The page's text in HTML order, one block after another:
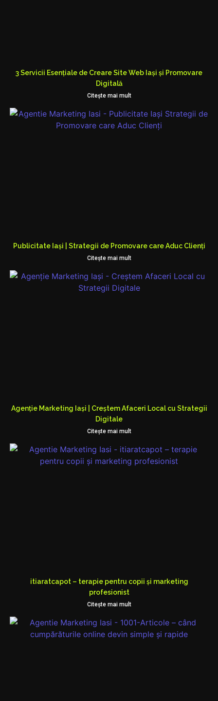
3 Servicii Esențiale de Creare Site Web Iași și Promovare
Digitală
Citeşte mai mult
Publicitate Iași | Strategii de Promovare care Aduc Clienți
Citeşte mai mult
Agenție Marketing Iași | Creștem Afaceri Local cu Strategii
Digitale
Citeşte mai mult
itiaratcapot – terapie pentru copii și marketing
profesionist
Citeşte mai mult